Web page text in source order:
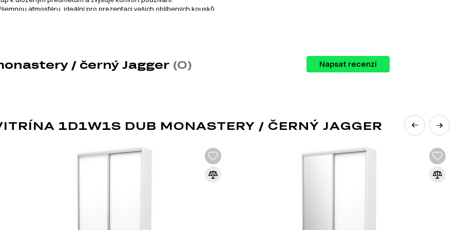
atmosféru, ideální pro prezentaci vašich oblíbených kousků.
KULIČKOVÁ VEDENÍ PLNÉHO VÝSUVU
/ černý Jagger (0) Napsat recenzi
1D1W1S DUB MONASTERY / ČERNÝ JAGGER